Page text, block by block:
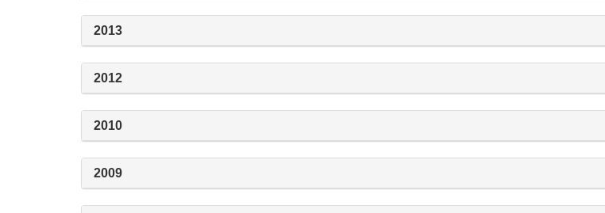
2013
2012
2010
2009